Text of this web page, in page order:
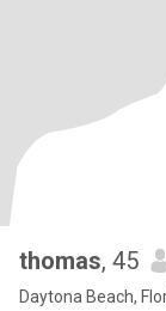
thomas, 45
Daytona Beach,